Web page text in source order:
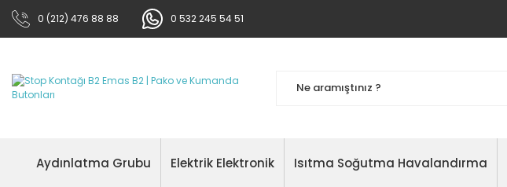
0 (212) 476 88 88 0 532 245 54 51
Aydınlatma Grubu Elektrik Elektronik Isıtma Soğutma Havalandırma